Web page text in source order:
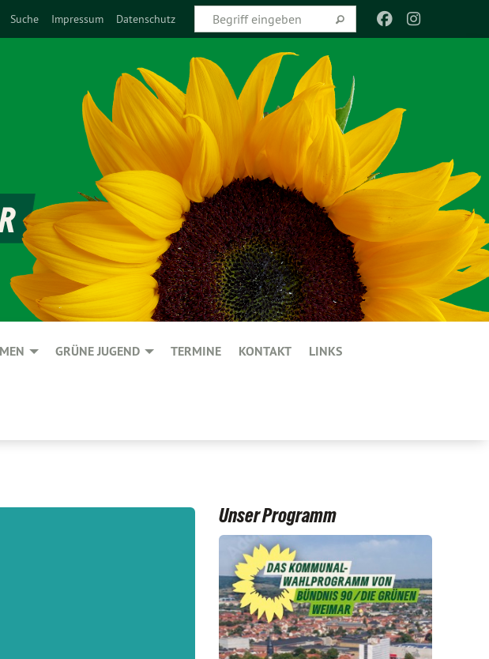
Suche Impressum Datenschutz
GRÜNE JUGEND TERMINE KONTAKT LINKS
Unser Programm